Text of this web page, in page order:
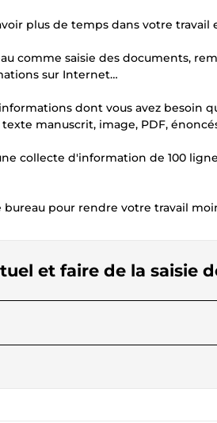
plus de temps dans votre
comme saisie des documents,
sur Internet…
dont vous avez besoin
manuscrit, image, PDF,
collecte d'information de 100
bureau pour rendre votre travail
et faire de la saisie